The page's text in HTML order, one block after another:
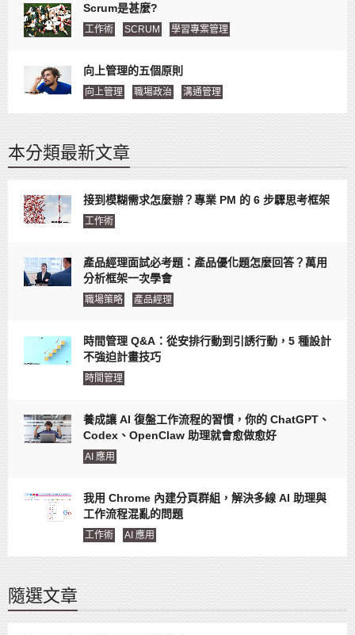
Scrum是甚麼?
工作術 SCRUM 學習專案管理
向上管理的五個原則
向上管理 職場政治 溝通管理
本分類最新文章
接到模糊需求怎麼辦？專業 PM 的 6 步驟思考框架
工作術
產品經理面試必考題：產品優化題怎麼回答？萬用
分析框架一次學會
職場策略 產品經理
時間管理 Q&A：從安排行動到引誘行動，5 種設計
不強迫計畫技巧
時間管理
養成讓 AI 復盤工作流程的習慣，你的 ChatGPT、
Codex、OpenClaw 助理就會愈做愈好
AI 應用
我用 Chrome 內建分頁群組，解決多線 AI 助理與
工作流程混亂的問題
工作術 AI 應用
隨選文章